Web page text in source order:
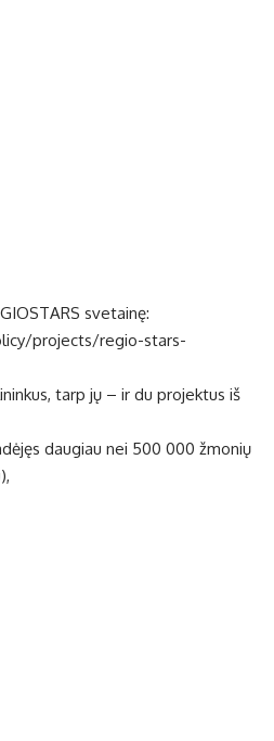
svetainę:
projects/regio-stars-
tarp jų – ir du projektus iš
daugiau nei 500 000 žmonių